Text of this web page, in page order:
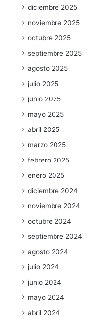
diciembre 2025
noviembre 2025
octubre 2025
septiembre 2025
agosto 2025
julio 2025
junio 2025
mayo 2025
abril 2025
marzo 2025
febrero 2025
enero 2025
diciembre 2024
noviembre 2024
octubre 2024
septiembre 2024
agosto 2024
julio 2024
junio 2024
mayo 2024
abril 2024